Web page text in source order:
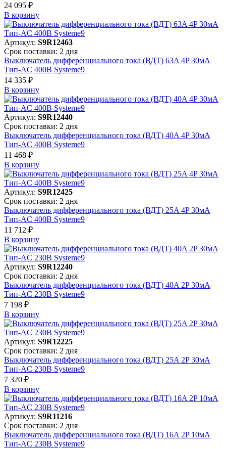
24 095 ₽
В корзинy
Артикул: S9R12463
Срок поставки: 2 дня
Выключатель дифференциального тока (ВДТ) 63A 4P 30мА
Тип-AC 400В Systeme9
14 335 ₽
В корзинy
Артикул: S9R12440
Срок поставки: 2 дня
Выключатель дифференциального тока (ВДТ) 40A 4P 30мА
Тип-AC 400В Systeme9
11 468 ₽
В корзинy
Артикул: S9R12425
Срок поставки: 2 дня
Выключатель дифференциального тока (ВДТ) 25A 4P 30мА
Тип-AC 400В Systeme9
11 712 ₽
В корзинy
Артикул: S9R12240
Срок поставки: 2 дня
Выключатель дифференциального тока (ВДТ) 40A 2P 30мА
Тип-AC 230В Systeme9
7 198 ₽
В корзинy
Артикул: S9R12225
Срок поставки: 2 дня
Выключатель дифференциального тока (ВДТ) 25A 2P 30мА
Тип-AC 230В Systeme9
7 320 ₽
В корзинy
Артикул: S9R11216
Срок поставки: 2 дня
Выключатель дифференциального тока (ВДТ) 16A 2P 10мА
Тип-AC 230В Systeme9